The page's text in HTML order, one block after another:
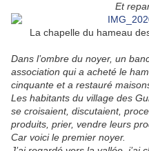
Et
La chapelle du hameau
Dans l’ombre du noyer, un
association qui a acheté le
cinquante et a restauré
Les habitants du village des
se croisaient, discutaient,
produits, prier, vendre leurs
Car voici le premier noyer.